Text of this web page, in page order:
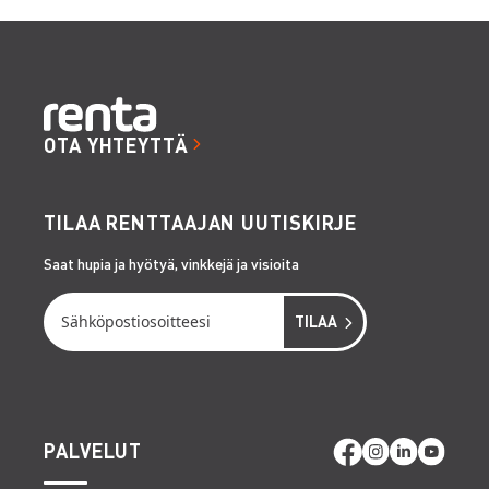
OTA YHTEYTTÄ
TILAA RENTTAAJAN UUTISKIRJE
Saat hupia ja hyötyä, vinkkejä ja visioita
PALVELUT